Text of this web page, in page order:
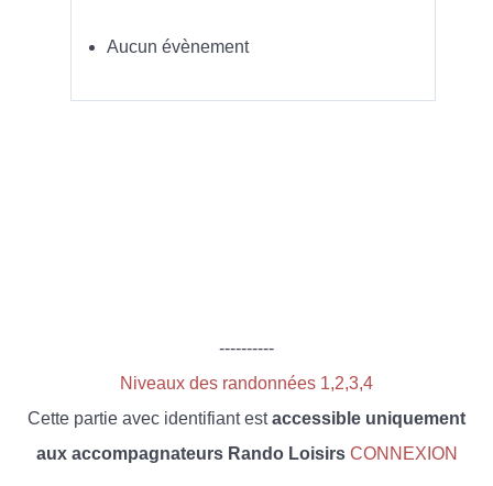
Aucun évènement
----------
Niveaux des randonnées 1,2,3,4
Cette partie avec identifiant estaccessible uniquement
aux accompagnateurs Rando Loisirs CONNEXION